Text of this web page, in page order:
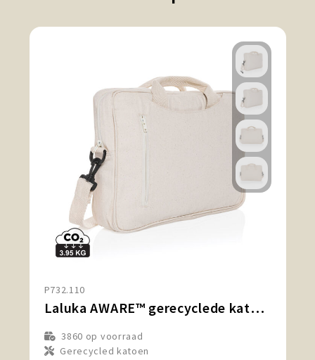
P732.110
Laluka AWARE™ gerecyclede katoenen 15,4 inch laptoptas
3860 op voorraad
Gerecycled katoen